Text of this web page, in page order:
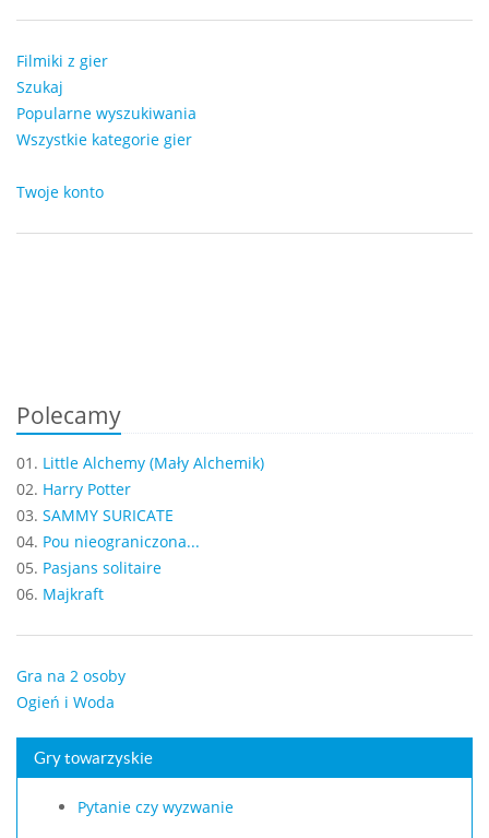
Filmiki z gier
Szukaj
Popularne wyszukiwania
Wszystkie kategorie gier
Twoje konto
Polecamy
01. Little Alchemy (Mały Alchemik)
02. Harry Potter
03. SAMMY SURICATE
04. Pou nieograniczona...
05. Pasjans solitaire
06. Majkraft
Gra na 2 osoby
Ogień i Woda
Gry towarzyskie
Pytanie czy wyzwanie